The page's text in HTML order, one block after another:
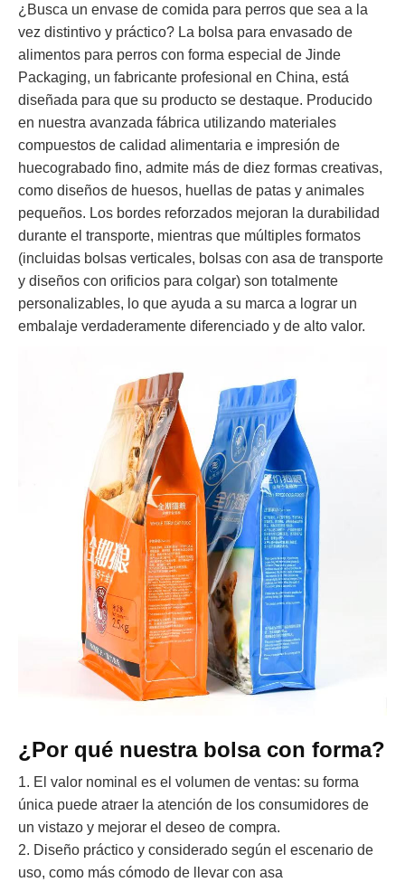
¿Busca un envase de comida para perros que sea a la
vez distintivo y práctico? La bolsa para envasado de
alimentos para perros con forma especial de Jinde
Packaging, un fabricante profesional en China, está
diseñada para que su producto se destaque. Producido
en nuestra avanzada fábrica utilizando materiales
compuestos de calidad alimentaria e impresión de
huecograbado fino, admite más de diez formas creativas,
como diseños de huesos, huellas de patas y animales
pequeños. Los bordes reforzados mejoran la durabilidad
durante el transporte, mientras que múltiples formatos
(incluidas bolsas verticales, bolsas con asa de transporte
y diseños con orificios para colgar) son totalmente
personalizables, lo que ayuda a su marca a lograr un
embalaje verdaderamente diferenciado y de alto valor.
¿Por qué nuestra bolsa con forma?
1. El valor nominal es el volumen de ventas: su forma
única puede atraer la atención de los consumidores de
un vistazo y mejorar el deseo de compra.
2. Diseño práctico y considerado según el escenario de
uso, como más cómodo de llevar con asa